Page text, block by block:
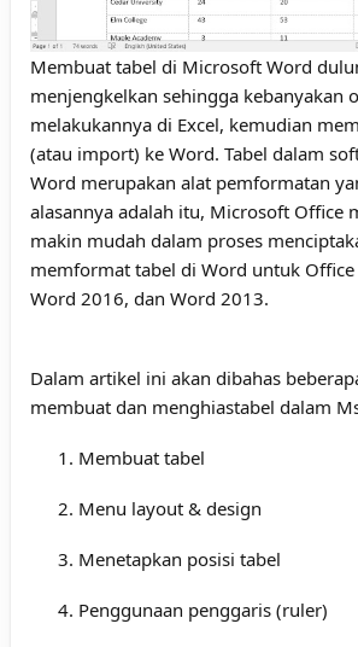
Membuat tabel di Microsoft Word
menjengkelkan sehingga kebanyakan
melakukannya di Excel, kemudian
(atau import) ke Word. Tabel dalam
Word merupakan alat pemformatan
alasannya adalah itu, Microsoft Office
makin mudah dalam proses
memformat tabel di Word untuk
Word 2016, dan Word 2013.
Dalam artikel ini akan dibahas
membuat dan menghiastabel dalam
Membuat tabel
Menu layout & design
Menetapkan posisi tabel
Penggunaan penggaris (ruler)